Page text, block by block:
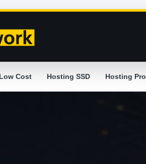
Cost Hosting SSD Hosting Pro